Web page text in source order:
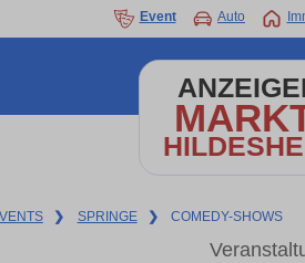
Event Auto
❯ SPRINGE ❯ COMEDY-SHOWS